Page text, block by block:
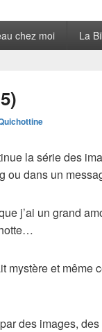
chez moi La
la série des
ou dans un
j’ai un grand
mystère et même
des images,